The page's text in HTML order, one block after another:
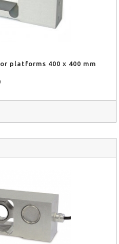
platforms 400 x 400 mm